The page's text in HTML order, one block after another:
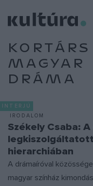
KORTÁRS
MAGYAR
DRÁMA
INTERJÚ
IRODALOM
Székely Csaba:
hierarchiában
A drámaíróval
magyar színház